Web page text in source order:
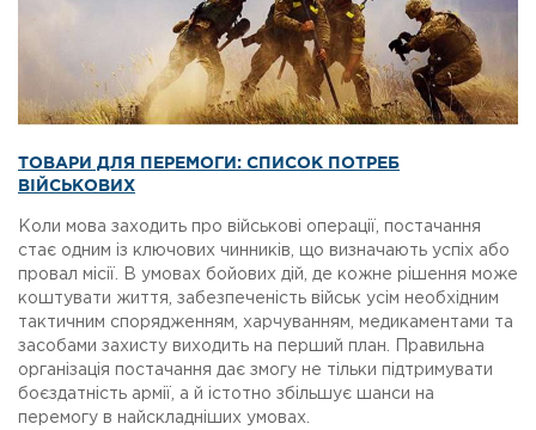
ТОВАРИ ДЛЯ ПЕРЕМОГИ: СПИСОК ПОТРЕБ
ВІЙСЬКОВИХ
Коли мова заходить про військові операції, постачання
стає одним із ключових чинників, що визначають успіх або
провал місії. В умовах бойових дій, де кожне рішення може
коштувати життя, забезпеченість військ усім необхідним
тактичним спорядженням, харчуванням, медикаментами та
засобами захисту виходить на перший план. Правильна
організація постачання дає змогу не тільки підтримувати
боєздатність армії, а й істотно збільшує шанси на
перемогу в найскладніших умовах.